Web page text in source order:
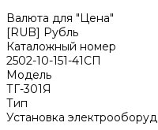
Валюта для "Цена"
[RUB] Рубль
Каталожный номер
2502-10-151-41СП
Модель
ТГ-301Я
Тип
Установка